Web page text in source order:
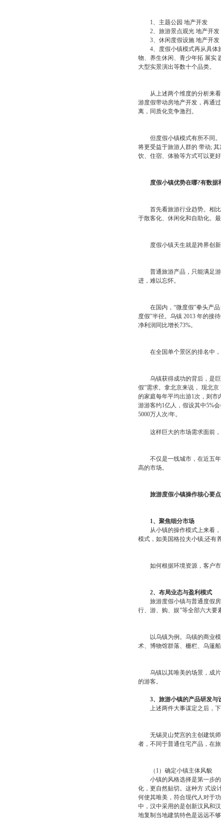
1、主题公园 地产开发
2、旅游景点观光 地产开发
3、休闲度假设施 地产开发
4、度假小镇模式再从具体旅
物、养生休闲、青少年拓 展实
大型实景演出等数十个品类。
从上述两个维度的分析来看
游度假带动房地产开发，再通
离，同质化竞争激烈。
但度假小镇模式有所不同。
将更受益于旅游人群的 带动;
饮、住宿、体验等方式可以更
度假小镇优势在哪?有数据
首先看旅游行业趋势。相比
于散客化、休闲化和自助化。
度假小镇天生就是跨界创新
普通旅游产品，只能满足游
进，难以忘怀。
在国内，“微度假”拳头产品
度假”半径。乌镇 2013 年的接
净利润同比增长73%。
在全国单个景区的排名中，
乌镇获得成功的背后，是巨
假”需求。拿北京来说， 现北
的家庭每年平均出游1次，则市
游游客约1亿人，假设其中5%
5000万人次/年。
这样巨大的市场需求面前，
不仅是一线城市，在近五年
高的市场。
旅游度假小镇操作核心要点
1、聚焦细分市场
从小镇的操作模式上来看，
模式，如美国格拉夫小镇;还有
如何根据环境资源，客户市
2、布局业态与盈利模式
旅游度假小镇与普通度假房
行、游、购、娱”等全部六大要
以乌镇为例。乌镇的商业模
术、博物馆群落、栅栏、乌篷
乌镇以其唯美的场景，成片
的游客。
3、旅游小镇的产品研发与
上述两件大事谋定之后，下
无锡灵山梵宫的主创建筑师
者，不同于普通住宅产品，在
（1）确定小镇主体风貌
小镇的风格选择是第一步的
化，更自然贴切。这种方 式设
何使其唯美，符合现代人对于
中，汉中采用的是创新汉风和
地复制当地建筑特色是远远不